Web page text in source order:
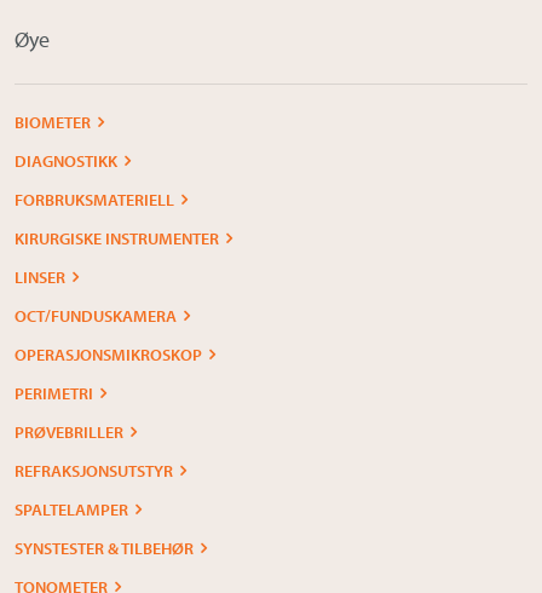
Øye
BIOMETER
DIAGNOSTIKK
FORBRUKSMATERIELL
KIRURGISKE INSTRUMENTER
LINSER
OCT/FUNDUSKAMERA
OPERASJONSMIKROSKOP
PERIMETRI
PRØVEBRILLER
REFRAKSJONSUTSTYR
SPALTELAMPER
SYNSTESTER & TILBEHØR
TONOMETER